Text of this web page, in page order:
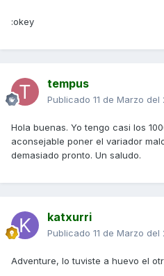
:okey
tempus
Publicado 11 de Marzo del
Hola buenas. Yo tengo casi los
aconsejable poner el variador
demasiado pronto. Un saludo.
katxurri
Publicado 11 de Marzo del
Adventure, lo tuviste a huevo el